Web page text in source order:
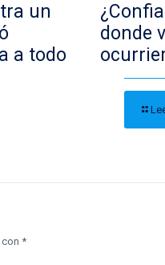
un
a todo
donde
*